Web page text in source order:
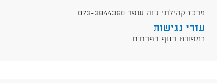
מרכז קהילתי נווה עופר 073-3844360
עזרי נגישות
כמפורט בגוף הפרסום